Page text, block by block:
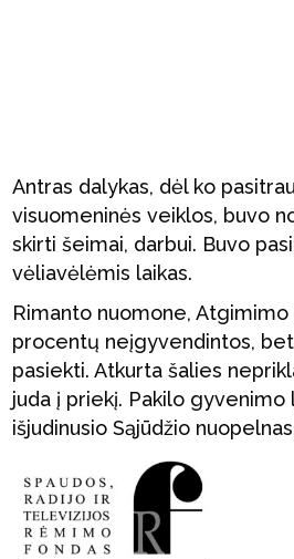
Antras dalykas, dėl ko
visuomeninės veiklos, buvo
skirti šeimai, darbui. Buvo
vėliavėlėmis laikas.
Rimanto nuomone,
procentų neįgyvendintos,
pasiekti. Atkurta šalies
juda į priekį. Pakilo gyvenimo
išjudinusio Sąjūdžio